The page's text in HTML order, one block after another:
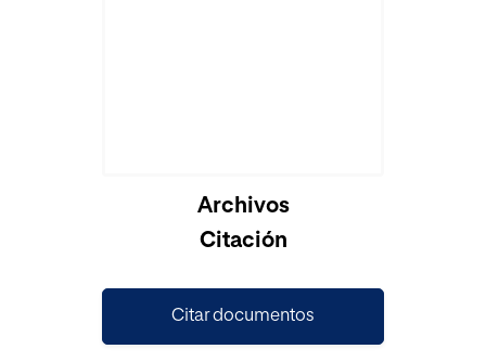
Archivos
Citación
Citar documentos